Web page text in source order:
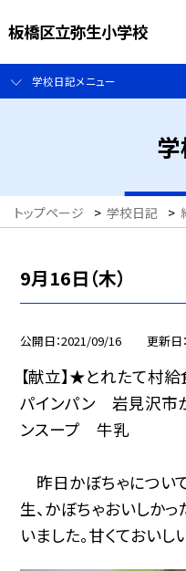
板橋区立弥生小学校
学校日記メニュー
トップページ > 学校日記 >
9月16日（木）
公開日 2021/09/16 更新日
【献立】★とれたて村
パインパン 岩見沢市
ンスープ 牛乳
昨日かぼちゃについ
生、かぼちゃおいしかっ
いました。甘くておいし